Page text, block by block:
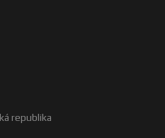
republika